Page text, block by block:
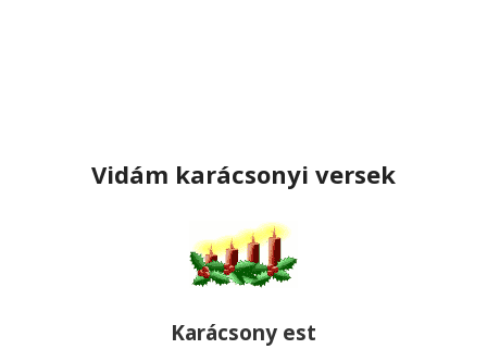
Vidám karácsonyi versek
Karácsony est